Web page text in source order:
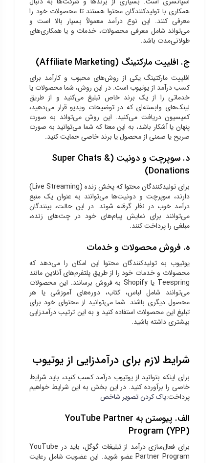
همکاری با تولیدکنندگان محتوا هستند تا محصولات خود را
معرفی کنند. این نوع درآمد معمولاً بسیار بالا است و
می‌تواند شامل معرفی محصولات، خدمات و یا همکاری‌های
طولانی‌مدت باشد.
ج. افلییت مارکتینگ (Affiliate Marketing)
افلییت مارکتینگ یکی از روش‌های محبوب و کارآمد برای
کسب درآمد از یوتیوب است. در این روش، شما محصولات یا
خدماتی را از یک برند خاص تبلیغ می‌کنید و از طریق
لینک‌های وابسته‌ای که در توضیحات ویدیو قرار می‌دهید،
کمیسیون دریافت می‌کنید. این روش می‌تواند به صورت
پنهان یا آشکار باشد، به این معنا که شما می‌توانید به صورت
صریح یا ضمنی از محصول یا برند خاصی حمایت کنید.
د. سوپرچت و دونیت (Super Chats &
Donations)
برای تولیدکنندگان محتوا که پخش زنده (Live Streaming)
دارند، سوپرچت و دونیت‌ها می‌توانند به عنوان یک منبع
درآمد خوب در نظر گرفته شوند. در این حالت، بینندگان
می‌توانند برای نمایش پیام‌های خود در چت‌های زنده،
مبلغی را پرداخت کنند.
ه. فروش محصولات و خدمات
یوتیوب به تولیدکنندگان محتوا این امکان را می‌دهد که
محصولات و خدمات خود را از طریق پلتفرم‌های آنلاین مانند
Teespring یا Shopify به فروش برسانند. این محصولات
می‌توانند شامل لباس، کتاب، دوره‌های آموزشی یا هر
محصول دیگری باشند. شما می‌توانید از محتوای خود برای
تبلیغ این محصولات استفاده کنید و به این ترتیب درآمدزایی
بیشتری داشته باشید.
شرایط لازم برای درآمدزایی از یوتیوب
برای اینکه بتوانید از یوتیوب درآمد کسب کنید، باید شرایط
خاصی را برآورده کنید. در این بخش به این شرایط خواهیم
پرداخت:پاک کردن تصویر شاخص
الف. پیوستن به YouTube Partner
Program (YPP)
برای فعال‌سازی درآمد از تبلیغات گوگل، باید در YouTube
Partner Program عضو شوید. این عضویت شامل رعایت